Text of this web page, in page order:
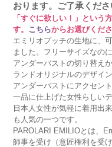
おります。ご了承くださ
「すぐに欲しい！」という
す。 こちらからお選びくださ
エミリオプッチの生地に、
ました。フリーサイズなの
アンダーバストの切り替え
ランドオリジナルのデザイン
アンダーバストにアクセン
一品に仕上げた女性らしい
日本人女性が気軽に着用出
も人気の一つです。
PAROLARI EMILIOとは、
師事を受け（意匠権利を受